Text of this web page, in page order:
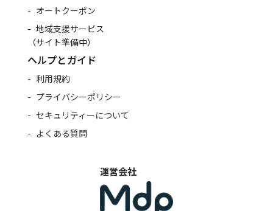
運営会社
オートクーポン
地域支援サービス
（サイト準備中）
ヘルプとガイド
利用規約
プライバシーポリシー
セキュリティーについて
よくある質問